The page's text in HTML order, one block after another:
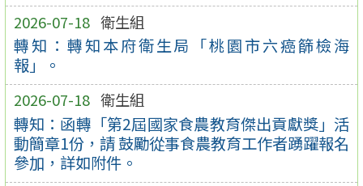
2026-07-18 衛生組
轉知：轉知本府衛生局「桃園市六癌篩檢海
報」。
2026-07-18 衛生組
轉知：函轉「第2屆國家食農教育傑出貢獻獎」活
動簡章1份，請 鼓勵從事食農教育工作者踴躍報名
參加，詳如附件。